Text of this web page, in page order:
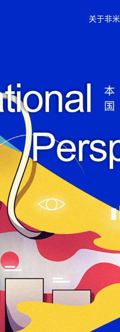
关于非米